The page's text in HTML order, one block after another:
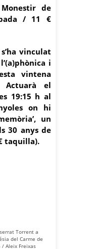
de
/ 11 €
vinculat
i
vintena
Actuarà el
19:15 h al
on hi
un
30 anys de
taquilla).